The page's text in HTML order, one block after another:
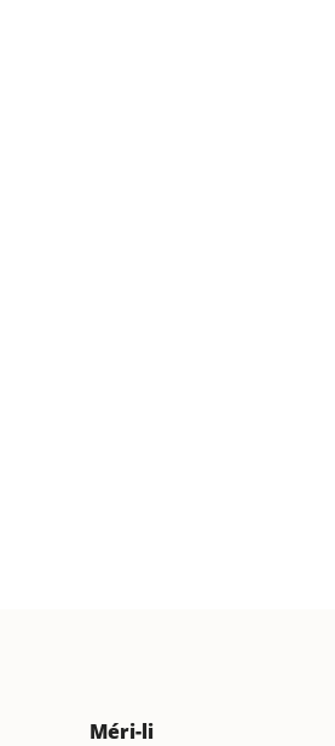
Méri-li